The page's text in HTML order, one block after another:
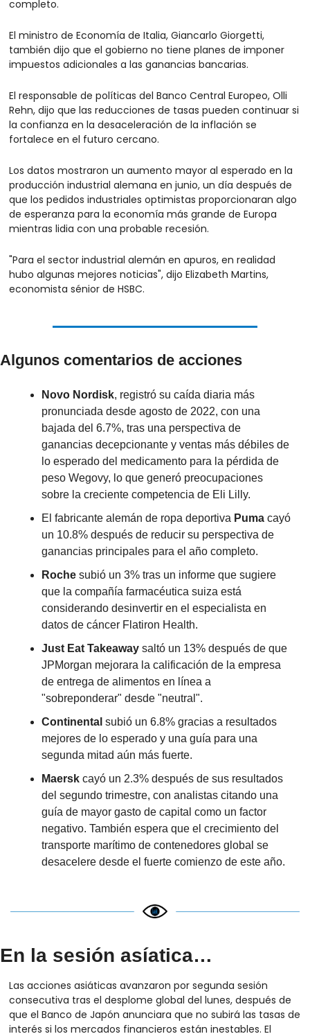
completo.
El ministro de Economía de Italia, Giancarlo Giorgetti,
también dijo que el gobierno no tiene planes de imponer
impuestos adicionales a las ganancias bancarias.
El responsable de políticas del Banco Central Europeo, Olli
Rehn, dijo que las reducciones de tasas pueden continuar si
la confianza en la desaceleración de la inflación se
fortalece en el futuro cercano.
Los datos mostraron un aumento mayor al esperado en la
producción industrial alemana en junio, un día después de
que los pedidos industriales optimistas proporcionaran algo
de esperanza para la economía más grande de Europa
mientras lidia con una probable recesión.
"Para el sector industrial alemán en apuros, en realidad
hubo algunas mejores noticias", dijo Elizabeth Martins,
economista sénior de HSBC.
Algunos comentarios de acciones
Novo Nordisk, registró su caída diaria más
pronunciada desde agosto de 2022, con una
bajada del 6.7%, tras una perspectiva de
ganancias decepcionante y ventas más débiles de
lo esperado del medicamento para la pérdida de
peso Wegovy, lo que generó preocupaciones
sobre la creciente competencia de Eli Lilly.
El fabricante alemán de ropa deportiva Puma cayó
un 10.8% después de reducir su perspectiva de
ganancias principales para el año completo.
Roche subió un 3% tras un informe que sugiere
que la compañía farmacéutica suiza está
considerando desinvertir en el especialista en
datos de cáncer Flatiron Health.
Just Eat Takeaway saltó un 13% después de que
JPMorgan mejorara la calificación de la empresa
de entrega de alimentos en línea a
"sobreponderar" desde "neutral".
Continental subió un 6.8% gracias a resultados
mejores de lo esperado y una guía para una
segunda mitad aún más fuerte.
Maersk cayó un 2.3% después de sus resultados
del segundo trimestre, con analistas citando una
guía de mayor gasto de capital como un factor
negativo. También espera que el crecimiento del
transporte marítimo de contenedores global se
desacelere desde el fuerte comienzo de este año.
En la sesión asíatica…
Las acciones asiáticas avanzaron por segunda sesión
consecutiva tras el desplome global del lunes, después de
que el Banco de Japón anunciara que no subirá las tasas de
interés si los mercados financieros están inestables. El